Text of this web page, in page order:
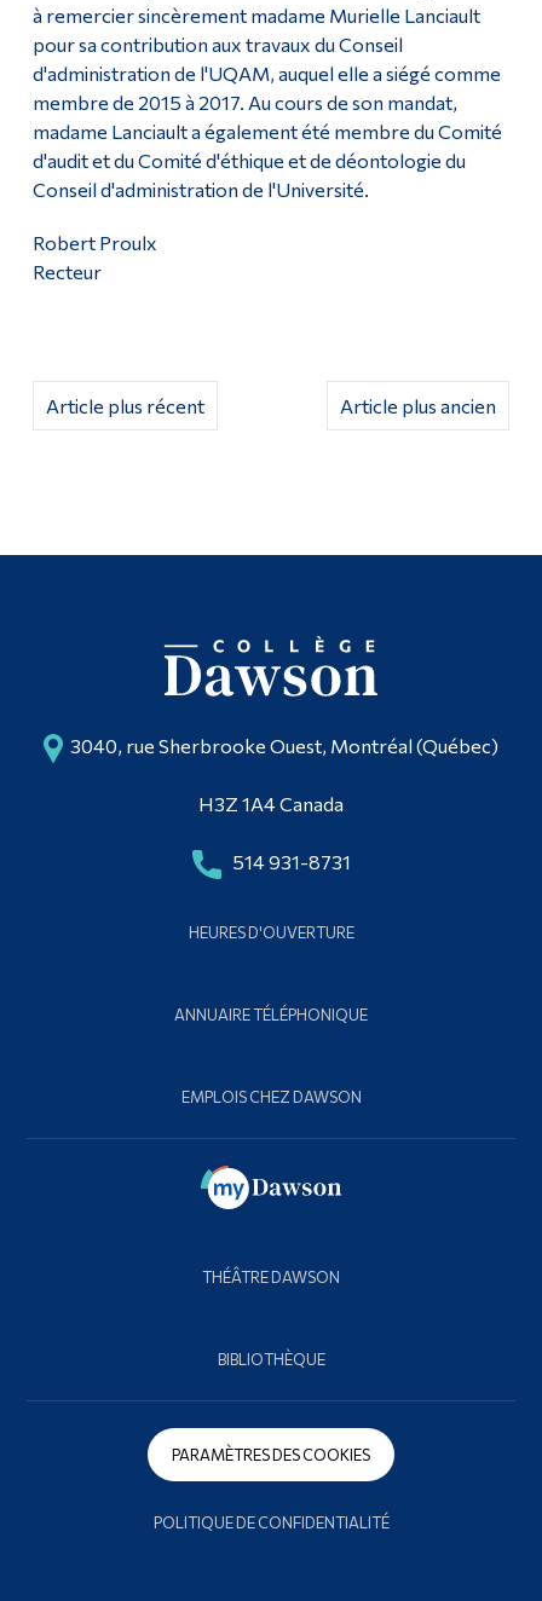
à remercier sincèrement madame Murielle Lanciault
pour sa contribution aux travaux du Conseil
d'administration de l'UQAM, auquel elle a siégé comme
membre de 2015 à 2017. Au cours de son mandat,
madame Lanciault a également été membre du Comité
d'audit et du Comité d'éthique et de déontologie du
Conseil d'administration de l'Université.
Robert Proulx
Recteur
Article plus ancien
Article plus récent
3040, rue Sherbrooke Ouest, Montréal (Québec)
H3Z 1A4 Canada
514 931-8731
HEURES D'OUVERTURE
ANNUAIRE TÉLÉPHONIQUE
EMPLOIS CHEZ DAWSON
THÉÂTRE DAWSON
BIBLIOTHÈQUE
PARAMÈTRES DES COOKIES
POLITIQUE DE CONFIDENTIALITÉ